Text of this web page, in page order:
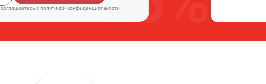
c политикой конфиденциальности